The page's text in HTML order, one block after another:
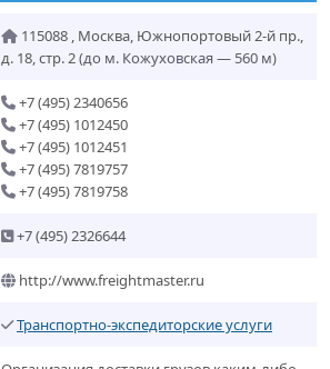
115088 , Москва, Южнопортовый 2-й пр.,
д. 18, стр. 2(до м. Кожуховская — 560 м)
+7 (495) 2340656
+7 (495) 1012450
+7 (495) 1012451
+7 (495) 7819757
+7 (495) 7819758
+7 (495) 2326644
http://www.freightmaster.ru
Транспортно-экспедиторские услуги